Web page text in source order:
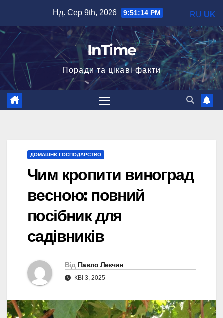
вмісту
Нд. Сер 9th, 2026 9:51:15 PM
InTime
Поради та цікаві факти
ДОМАШНЄ ГОСПОДАРСТВО
Чим кропити виноград
весною: повний
посібник для
садівників
Від Павло Левчин
КВІ 3, 2025
RU UK